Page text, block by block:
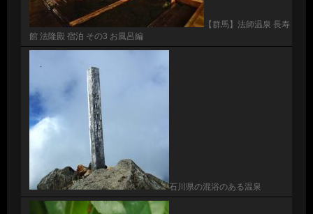
【群馬】法師温泉 長寿
館 法隆殿 宿泊 その3 お風呂編
石川県の混浴のある温泉